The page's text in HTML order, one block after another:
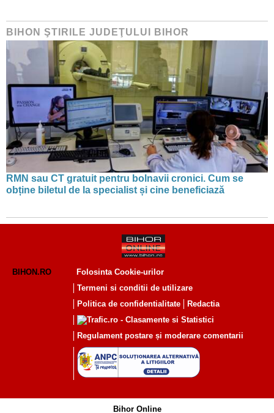
BIHON ŞTIRILE JUDEŢULUI BIHOR
RMN sau CT gratuit pentru bolnavii cronici. Cum se
obține biletul de la specialist și cine beneficiază
BIHON.RO
Folosinta Cookie-urilor
Termeni si conditii de utilizare
Politica de confidentialitate
Redactia
Regulament postare și moderare comentarii
Bihor Online